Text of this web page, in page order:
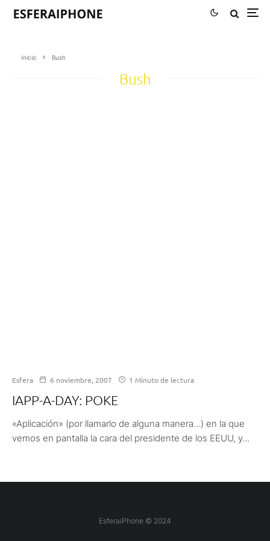
Inicio Bush
Bush
Esfera 6 noviembre, 2007 1 Minuto de lectura
IAPP-A-DAY: POKE
«Aplicación» (por llamarlo de alguna manera…) en la que
vemos en pantalla la cara del presidente de los EEUU, y...
EsferaiPhone © 2024